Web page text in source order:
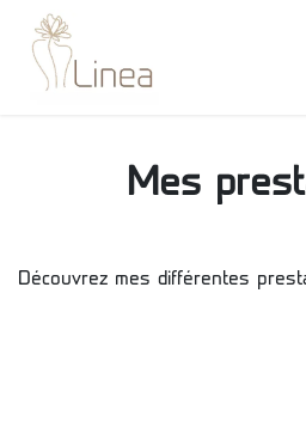
Se rendre au contenu
Mes
Découvrez mes différentes